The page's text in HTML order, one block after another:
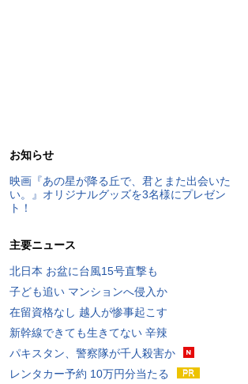
お知らせ
映画『あの星が降る丘で、君とまた出会いた
い。』オリジナルグッズを3名様にプレゼン
ト！
主要ニュース
北日本 お盆に台風15号直撃も
子ども追い マンションへ侵入か
在留資格なし 越人が惨事起こす
新幹線できても生きてない 辛辣
パキスタン、警察隊が千人殺害か
レンタカー予約 10万円分当たる